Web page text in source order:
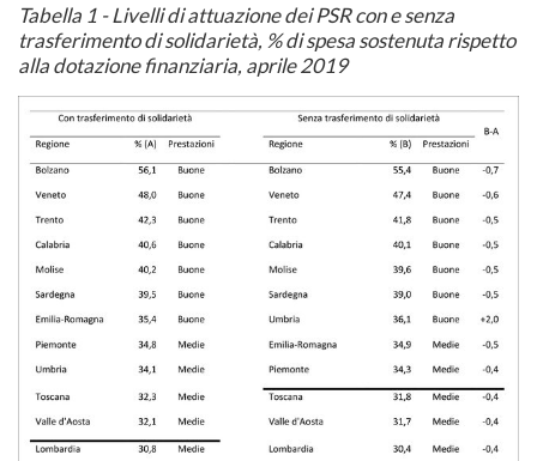
Tabella 1 - Livelli di attuazione dei PSR con e senza
trasferimento di solidarietà, % di spesa sostenuta rispetto
alla dotazione finanziaria, aprile 2019